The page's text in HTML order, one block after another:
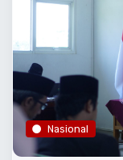
Nasional